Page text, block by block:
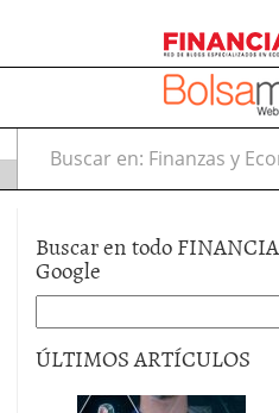
Buscar en:
Buscar en todo
Google
ÚLTIMOS ARTÍCULOS